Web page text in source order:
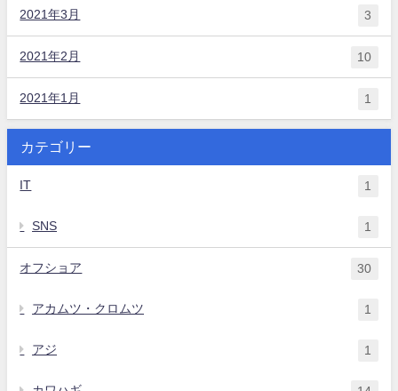
2021年3月 3
2021年2月 10
2021年1月 1
カテゴリー
IT 1
SNS 1
オフショア 30
アカムツ・クロムツ 1
アジ 1